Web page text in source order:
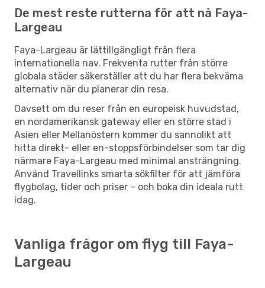
De mest reste rutterna för att nå Faya-
Largeau
Faya-Largeau är lättillgängligt från flera
internationella nav. Frekventa rutter från större
globala städer säkerställer att du har flera bekväma
alternativ när du planerar din resa.
Oavsett om du reser från en europeisk huvudstad,
en nordamerikansk gateway eller en större stad i
Asien eller Mellanöstern kommer du sannolikt att
hitta direkt- eller en-stoppsförbindelser som tar dig
närmare Faya-Largeau med minimal ansträngning.
Använd Travellinks smarta sökfilter för att jämföra
flygbolag, tider och priser – och boka din ideala rutt
idag.
Vanliga frågor om flyg till Faya-
Largeau